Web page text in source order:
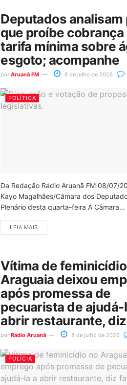
Deputados analisam
que proíbe cobrança
tarifa mínima sobre
esgoto; acompanhe
por Aruanã FM 8 de julho de 2026
POLÍTICA
Da Redação Rádio Aruanã FM 08/07/
Kayo Magalhães/Câmara dos
Plenário desta quarta-feira A Câmara...
LEIA MAIS
Vítima de
Araguaia deixou
após promessa de
pecuarista de ajudá-
abrir restaurante,
por Rádio Aruanã 8 de julho de 2026
POLÍCIA